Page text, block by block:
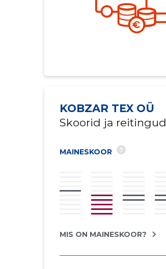
KOBZAR TEX OÜ
Skoorid ja reitingud
MAINESKOOR ?
MIS ON MAINESKOOR?